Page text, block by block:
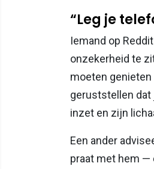
“Leg je
Iemand op
onzekerheid te
moeten
geruststellen dat
inzet en zijn
Een ander
praat met hem —